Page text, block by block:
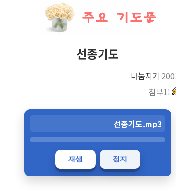
선종기도
나눔지기
첨부1:
선종기도.mp3
재생 정지